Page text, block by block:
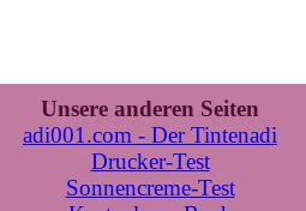
Unsere anderen Seiten
adi001.com - Der Tintenadi
Drucker-Test
Sonnencreme-Test